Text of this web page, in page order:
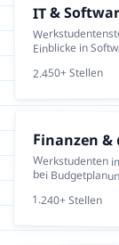
IT &
Einblicke in
2.450+ Stellen
Finanzen
Werkstudenten
bei
Zahlenaffinität.
1.240+ Stellen